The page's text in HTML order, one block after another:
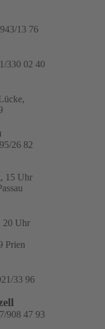
13 76
330 02 40
26 82
15 Uhr
20 Uhr
Prien
33 96
908 47 93